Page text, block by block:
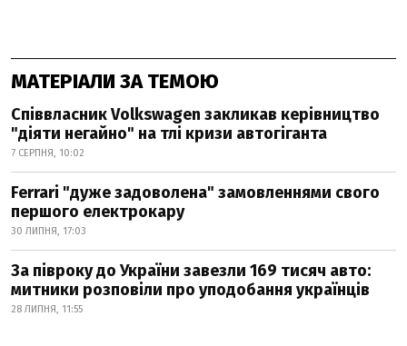
МАТЕРІАЛИ ЗА ТЕМОЮ
Співвласник Volkswagen закликав керівництво
"діяти негайно" на тлі кризи автогіганта
7 СЕРПНЯ, 10:02
Ferrari "дуже задоволена" замовленнями свого
першого електрокару
30 ЛИПНЯ, 17:03
За півроку до України завезли 169 тисяч авто:
митники розповіли про уподобання українців
28 ЛИПНЯ, 11:55